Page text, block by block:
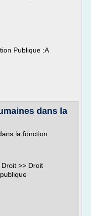
Publique :A
dans la
la fonction
>> Droit